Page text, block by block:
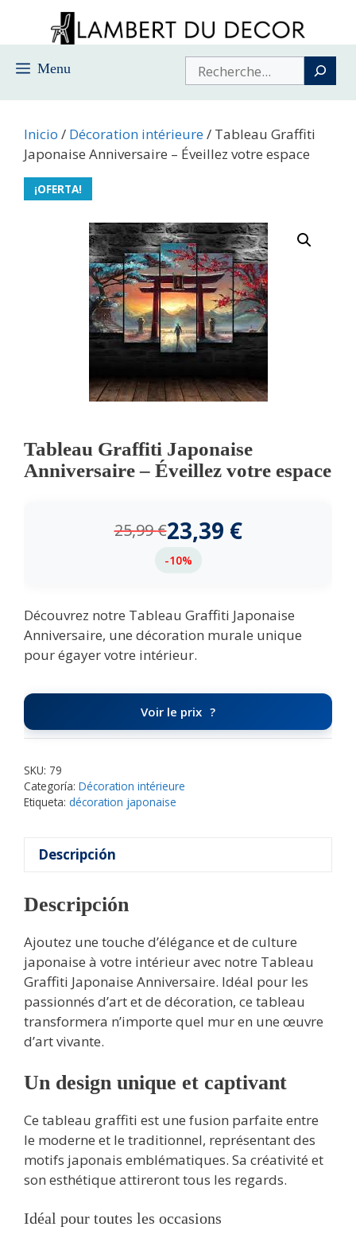
contenido
Menu Buscar
Inicio / Décoration intérieure/ Tableau Graffiti
Japonaise Anniversaire – Éveillez votre espace
¡OFERTA!
Tableau Graffiti Japonaise
Anniversaire – Éveillez votre espace
25,99€23,39 €
-10%
Découvrez notre Tableau Graffiti Japonaise
Anniversaire, une décoration murale unique
pour égayer votre intérieur.
Voir le prix
SKU: 79
Categoría: Décoration intérieure
Etiqueta: décoration japonaise
Descripción
Descripción
Ajoutez une touche d’élégance et de culture
japonaise à votre intérieur avec notre Tableau
Graffiti Japonaise Anniversaire. Idéal pour les
passionnés d’art et de décoration, ce tableau
transformera n’importe quel mur en une œuvre
d’art vivante.
Un design unique et captivant
Ce tableau graffiti est une fusion parfaite entre
le moderne et le traditionnel, représentant des
motifs japonais emblématiques. Sa créativité et
son esthétique attireront tous les regards.
Idéal pour toutes les occasions